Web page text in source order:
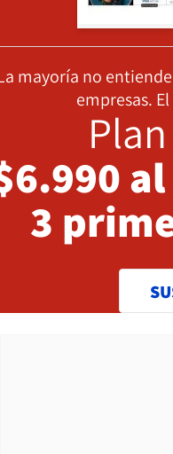
mayoría no
empresas.
3